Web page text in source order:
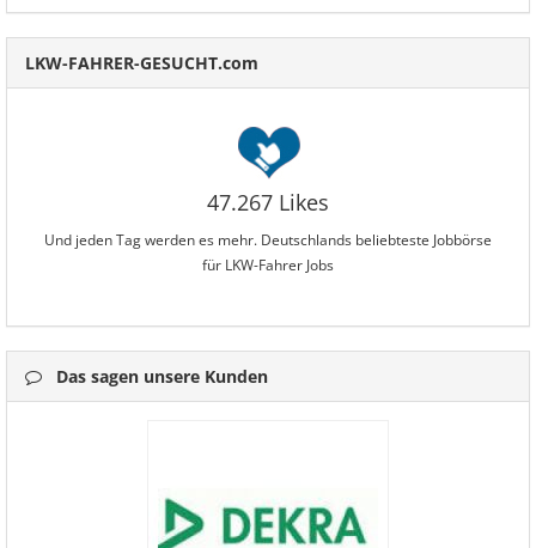
LKW-FAHRER-GESUCHT.com
47.267 Likes
Und jeden Tag werden es mehr. Deutschlands beliebteste Jobbörse
für LKW-Fahrer Jobs
Das sagen unsere Kunden